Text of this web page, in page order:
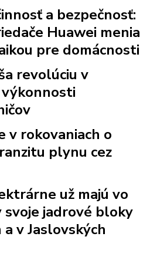
a bezpečnosť:
Huawei menia
pre domácnosti
revolúciu v
v rokovaniach o
plynu cez
už majú vo
jadrové bloky
v Jaslovských